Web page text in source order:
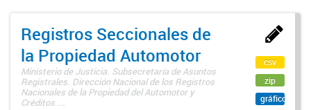
Registros Seccionales de
la Propiedad Automotor
Ministerio de Justicia. Subsecretaría de Asuntos
Registrales. Dirección Nacional de los Registros
Nacionales de la Propiedad del Automotor y
Créditos ...
csv
zip
gráfico